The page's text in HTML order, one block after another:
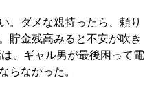
。ダメな親持ったら、頼り
貯金残高みると不安が吹き
、ギャル男が最後困って電
らなかった。